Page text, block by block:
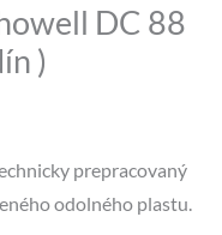
DC 88
)
prepracovaný
odolného plastu.